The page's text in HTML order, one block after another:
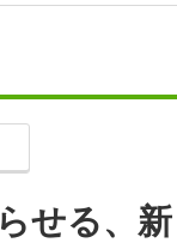
せる、